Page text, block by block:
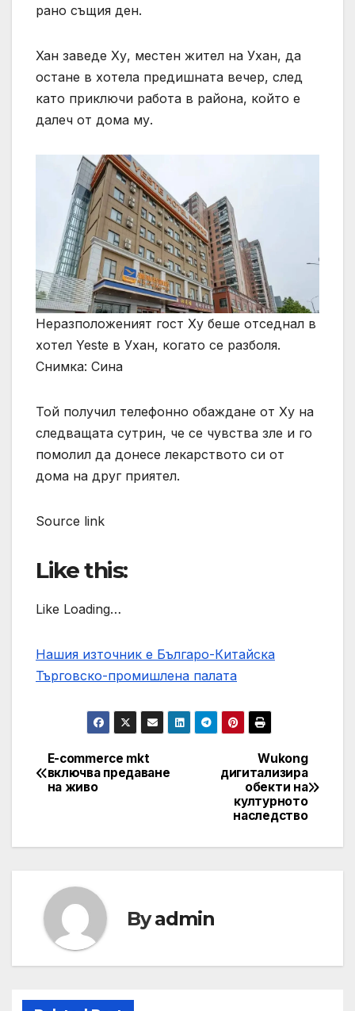
рано същия ден.
Хан заведе Ху, местен жител на Ухан, да
остане в хотела предишната вечер, след
като приключи работа в района, който е
далеч от дома му.
Неразположеният гост Ху беше отседнал в
хотел Yeste в Ухан, когато се разболя.
Снимка: Сина
Той получил телефонно обаждане от Ху на
следващата сутрин, че се чувства зле и го
помолил да донесе лекарството си от
дома на друг приятел.
Source link
Like this:
Like Loading…
Нашия източник е Българо-Китайска
Търговско-промишлена палaта
Post
navigation
Wukong
дигитализира
обекти на
културното
наследство
E-commerce mkt
включва предаване
на живо
Byadmin